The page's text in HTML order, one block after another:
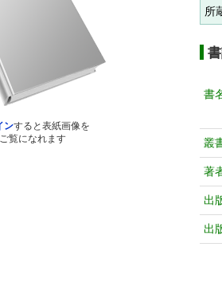
ンすると表紙画像を
ご覧になれます
所
書
叢
著
出
出